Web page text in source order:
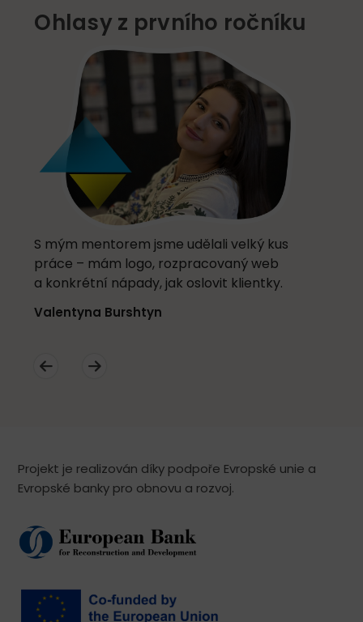
Ohlasy z prvního ročníku
S mým mentorem jsme udělali velký kus
práce – mám logo, rozpracovaný web
a konkrétní nápady, jak oslovit klientky.
Valentyna Burshtyn
Projekt je realizován díky podpoře Evropské unie a
Evropské banky pro obnovu a rozvoj.